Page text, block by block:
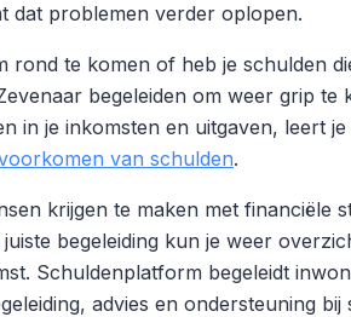
dat problemen verder oplopen.
rond te komen of heb je schulden
begeleiden om weer grip te
in je inkomsten en uitgaven, leert
van schulden.
krijgen te maken met financiële
begeleiding kun je weer
Schuldenplatform begeleidt
advies en ondersteuning